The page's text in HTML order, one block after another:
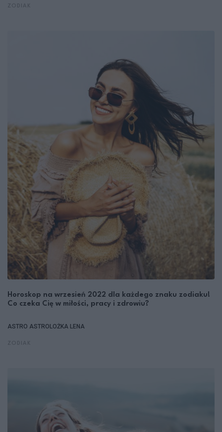
Horoskop na wrzesień 2022 dla każdego znaku zodiaku!
Co czeka Cię w miłości, pracy i zdrowiu?
ASTRO ASTROLOŻKA LENA